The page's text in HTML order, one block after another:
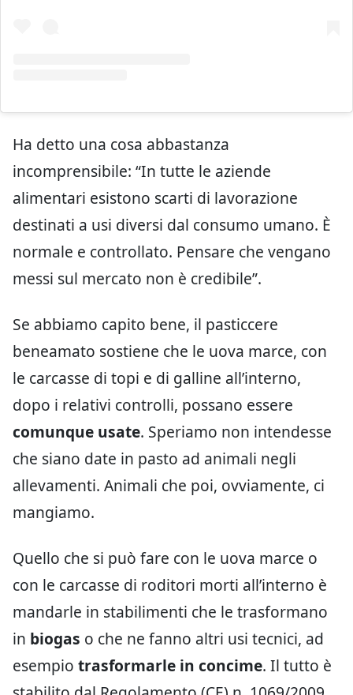
Ha detto una cosa abbastanza
incomprensibile: “In tutte le aziende
alimentari esistono scarti di lavorazione
destinati a usi diversi dal consumo umano. È
normale e controllato. Pensare che vengano
messi sul mercato non è credibile”.
Se abbiamo capito bene, il pasticcere
beneamato sostiene che le uova marce, con
le carcasse di topi e di galline all’interno,
dopo i relativi controlli, possano essere
comunque usate. Speriamo non intendesse
che siano date in pasto ad animali negli
allevamenti. Animali che poi, ovviamente, ci
mangiamo.
Quello che si può fare con le uova marce o
con le carcasse di roditori morti all’interno è
mandarle in stabilimenti che le trasformano
in biogas o che ne fanno altri usi tecnici, ad
esempio trasformarle in concime. Il tutto è